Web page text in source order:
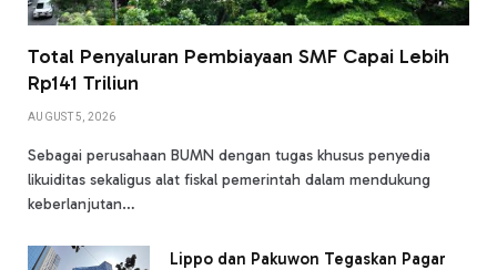
Total Penyaluran Pembiayaan SMF Capai Lebih
Rp141 Triliun
AUGUST 5, 2026
Sebagai perusahaan BUMN dengan tugas khusus penyedia
likuiditas sekaligus alat fiskal pemerintah dalam mendukung
keberlanjutan…
Lippo dan Pakuwon Tegaskan Pagar